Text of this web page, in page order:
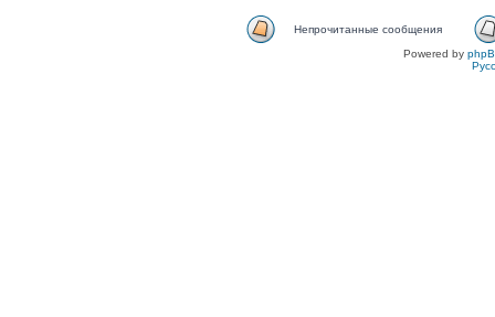
Непрочитанные сообщения
Powered by